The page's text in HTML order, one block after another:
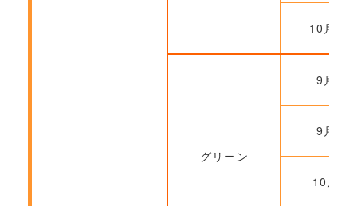
10月20
グリーン
9月22
9月29
10月6